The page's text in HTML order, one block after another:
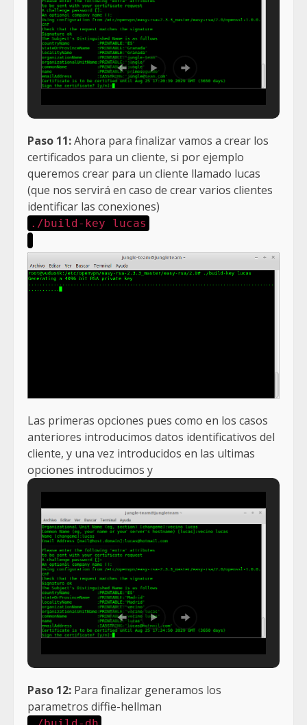
Paso 11:Ahora para finalizar vamos a crear los
certificados para un cliente, si por ejemplo
queremos crear para un cliente llamado lucas
(que nos servirá en caso de crear varios clientes
identificar las conexiones)
./build-key lucas
Las primeras opciones pues como en los casos
anteriores introducimos datos identificativos del
cliente, y una vez introducidos en las ultimas
opciones introducimos y
Paso 12: Para finalizar generamos los
parametros diffie-hellman